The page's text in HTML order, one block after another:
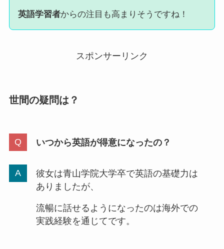
英語学習者からの注目も高まりそうですね！
スポンサーリンク
世間の疑問は？
いつから英語が得意になったの？
彼女は青山学院大学卒で英語の基礎力は
ありましたが、
流暢に話せるようになったのは海外での
実践経験を通じてです。